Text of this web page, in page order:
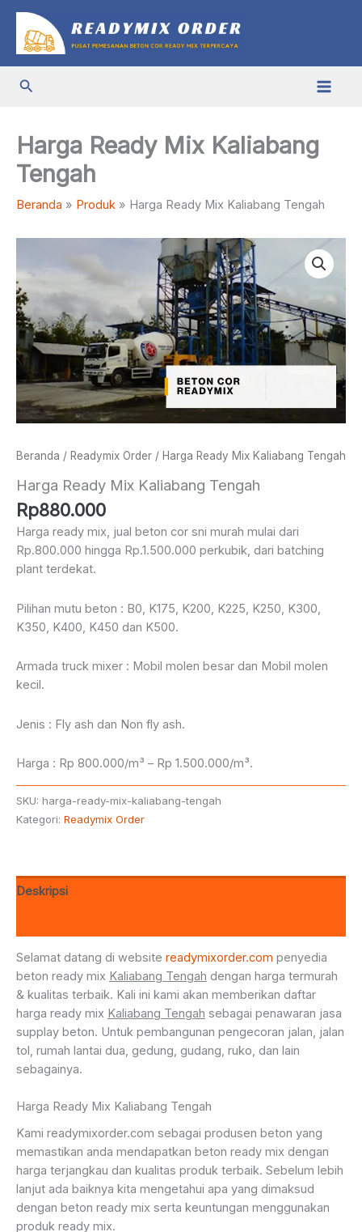
konten
Cari
Harga Ready Mix Kaliabang
Tengah
Beranda Produk Harga Ready Mix Kaliabang Tengah
Beranda / Readymix Order / Harga Ready Mix Kaliabang Tengah
Harga Ready Mix Kaliabang Tengah
Rp880.000
Harga ready mix, jual beton cor sni murah mulai dari
Rp.800.000 hingga Rp.1.500.000 perkubik, dari batching
plant terdekat.
Pilihan mutu beton : B0, K175, K200, K225, K250, K300,
K350, K400, K450 dan K500.
Armada truck mixer : Mobil molen besar dan Mobil molen
kecil.
Jenis : Fly ash dan Non fly ash.
Harga : Rp 800.000/m³ – Rp 1.500.000/m³.
SKU: harga-ready-mix-kaliabang-tengah
Kategori: Readymix Order
Deskripsi
Selamat datang di website readymixorder.com penyedia
beton ready mix Kaliabang Tengah dengan harga termurah
& kualitas terbaik. Kali ini kami akan memberikan daftar
harga ready mix Kaliabang Tengah sebagai penawaran jasa
supplay beton. Untuk pembangunan pengecoran jalan, jalan
tol, rumah lantai dua, gedung, gudang, ruko, dan lain
sebagainya.
Harga Ready Mix Kaliabang Tengah
Kami readymixorder.com sebagai produsen beton yang
memastikan anda mendapatkan beton ready mix dengan
harga terjangkau dan kualitas produk terbaik. Sebelum lebih
lanjut ada baiknya kita mengetahui apa yang dimaksud
dengan beton ready mix serta keuntungan menggunakan
produk ready mix.